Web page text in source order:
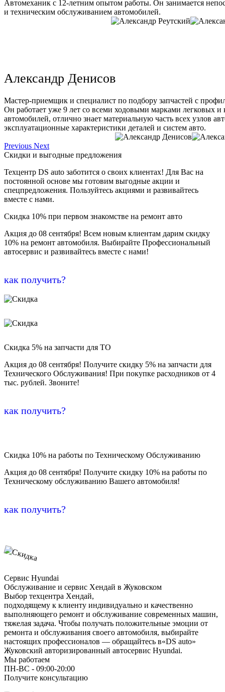
Автомеханик с 12-летним опытом работы. Он занимается
и техническим обслуживанием автомобилей.
Александр Денисов
Мастер-приемщик и специалист по подбору запчастей с
Он работает уже 9 лет со всеми ходовыми марками легковых и
автомобилей, отлично знает материальную часть всех узлов
эксплуатационные характеристики деталей и систем авто.
Previous Next
Скидки и выгодные предложения
Техцентр DS auto заботится о своих клиентах! Для Вас на
постоянной основе мы готовим выгодные акции и
спецпредложения. Пользуйтесь акциями и развивайтесь
вместе с нами.
Скидка 10% при первом знакомстве на ремонт авто
Акция до 08 сентября! Всем новым клиентам дарим скидку
10% на ремонт автомобиля. Выбирайте Профессиональный
автосервис и развивайтесь вместе с нами!
как получить?
Скидка 5% на запчасти для ТО
Акция до 08 сентября! Получите скидку 5% на запчасти для
Технического Обслуживания! При покупке расходников от 4
тыс. рублей. Звоните!
как получить?
Скидка 10% на работы по Техническому Обслуживанию
Акция до 08 сентября! Получите скидку 10% на работы по
Техническому обслуживанию Вашего автомобиля!
как получить?
Сервис Hyundai
Обслуживание и сервис Хендай в Жуковском
Выбор техцентра Хендай,
подходящему к клиенту индивидуально и качественно
выполняющего ремонт и обслуживание современных машин,
тяжелая задача. Чтобы получать положительные эмоции от
ремонта и обслуживания своего автомобиля, выбирайте
настоящих профессионалов — обращайтесь в«DS auto»
Жуковский авторизированный автосервис Hyundai.
Мы работаем
ПН-ВC - 09:00-20:00
Получите консультацию